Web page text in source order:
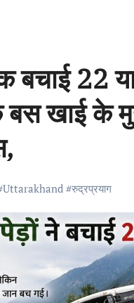
बचाई 22
बस खाई के
Uttarakhand #रुद्रप्रयाग